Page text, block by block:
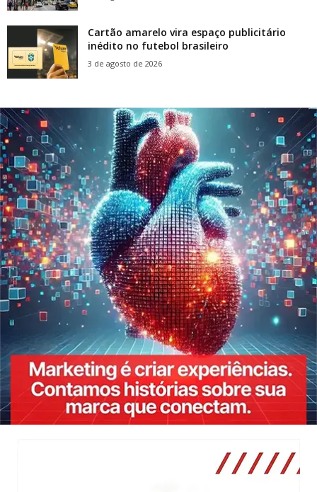
Cartão amarelo vira espaço publicitário
inédito no futebol brasileiro
3 de agosto de 2026